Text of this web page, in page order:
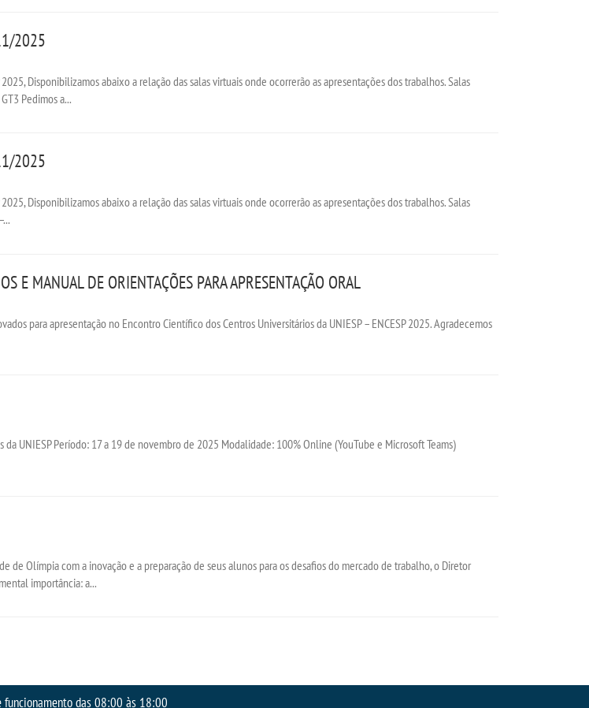
2025
Disponibilizamos abaixo a relação das salas virtuais onde ocorrerão as apresentações dos trabalhos. Salas
Pedimos a...
2025
Disponibilizamos abaixo a relação das salas virtuais onde ocorrerão as apresentações dos trabalhos. Salas
E MANUAL DE ORIENTAÇÕES PARA APRESENTAÇÃO ORAL
para apresentação no Encontro Científico dos Centros Universitários da UNIESP – ENCESP 2025. Agradecemos
UNIESP Período: 17 a 19 de novembro de 2025 Modalidade: 100% Online (YouTube e Microsoft Teams)
de Olímpia com a inovação e a preparação de seus alunos para os desafios do mercado de trabalho, o Diretor
importância: a...
funcionamento das 08:00 às 18:00